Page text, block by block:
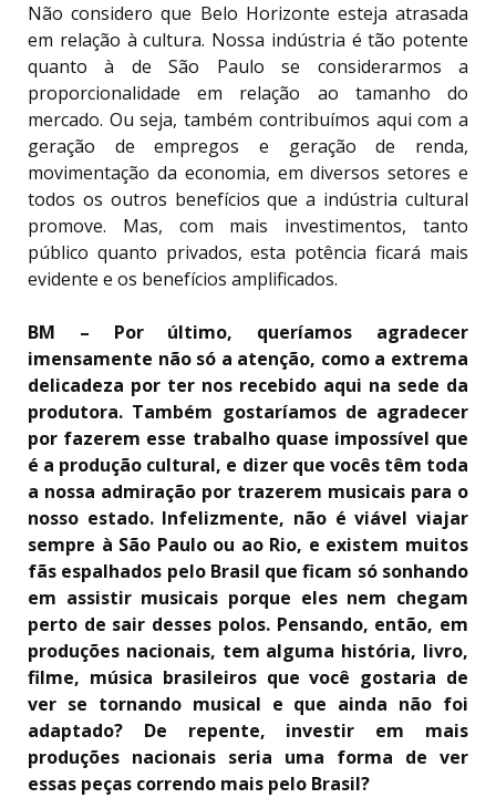
Não considero que Belo Horizonte esteja atrasada
em relação à cultura. Nossa indústria é tão potente
quanto à de São Paulo se considerarmos a
proporcionalidade em relação ao tamanho do
mercado. Ou seja, também contribuímos aqui com a
geração de empregos e geração de renda,
movimentação da economia, em diversos setores e
todos os outros benefícios que a indústria cultural
promove. Mas, com mais investimentos, tanto
público quanto privados, esta potência ficará mais
evidente e os benefícios amplificados.
BM – Por último, queríamos agradecer
imensamente não só a atenção, como a extrema
delicadeza por ter nos recebido aqui na sede da
produtora. Também gostaríamos de agradecer
por fazerem esse trabalho quase impossível que
é a produção cultural, e dizer que vocês têm toda
a nossa admiração por trazerem musicais para o
nosso estado. Infelizmente, não é viável viajar
sempre à São Paulo ou ao Rio, e existem muitos
fãs espalhados pelo Brasil que ficam só sonhando
em assistir musicais porque eles nem chegam
perto de sair desses polos. Pensando, então, em
produções nacionais, tem alguma história, livro,
filme, música brasileiros que você gostaria de
ver se tornando musical e que ainda não foi
adaptado? De repente, investir em mais
produções nacionais seria uma forma de ver
essas peças correndo mais pelo Brasil?